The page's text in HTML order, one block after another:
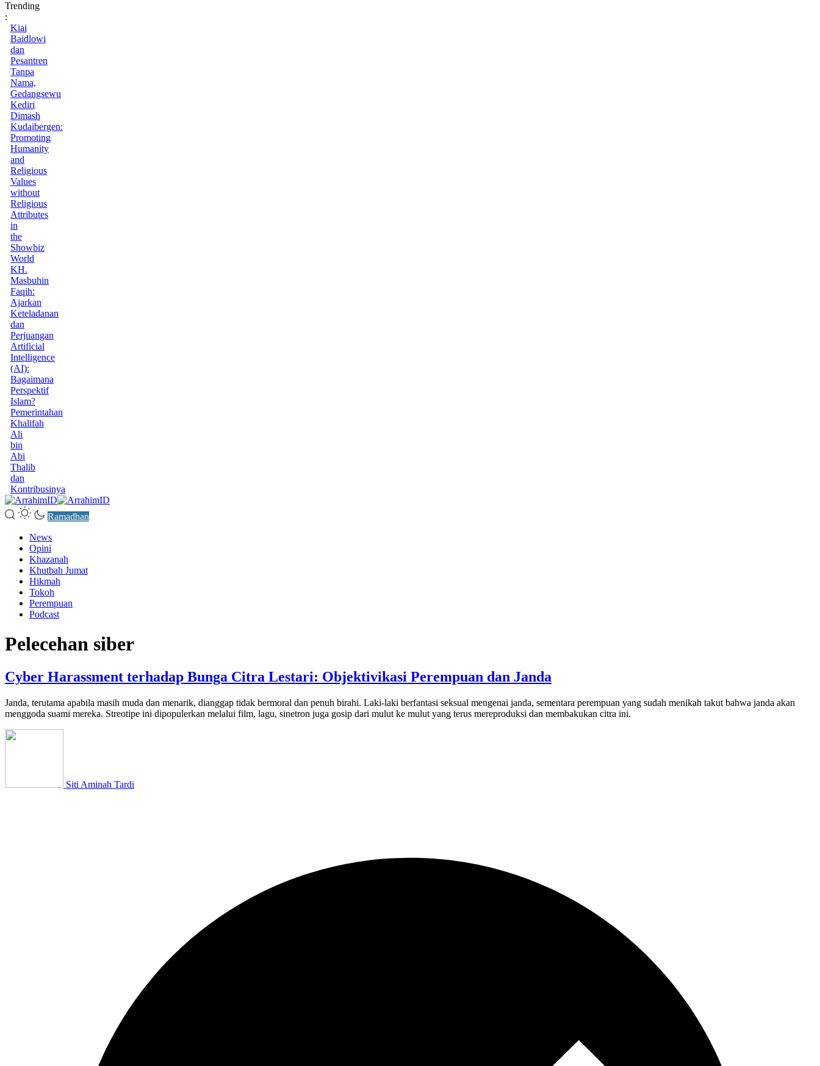
Trending
:
Kiai
Baidlowi
dan
Pesantren
Tanpa
Nama,
Gedangsewu
Kediri
Dimash
Kudaibergen:
Promoting
Humanity
and
Religious
Values
without
Religious
Attributes
in
the
Showbiz
World
KH.
Masbuhin
Faqih:
Ajarkan
Keteladanan
dan
Perjuangan
Artificial
Intelligence
(AI):
Bagaimana
Perspektif
Islam?
Pemerintahan
Khalifah
Ali
bin
Abi
Thalib
dan
Kontribusinya
Ramadhan
News
Opini
Khazanah
Khutbah Jumat
Hikmah
Tokoh
Perempuan
Podcast
Pelecehan siber
Cyber Harassment terhadap Bunga Citra Lestari: Objektivikasi Perempuan dan Janda
Janda, terutama apabila masih muda dan menarik, dianggap tidak bermoral dan penuh birahi. Laki-laki berfantasi seksual mengenai janda, sementara perempuan yang sudah menikah takut bahwa janda akan
menggoda suami mereka. Streotipe ini dipopulerkan melalui film, lagu, sinetron juga gosip dari mulut ke mulut yang terus mereproduksi dan membakukan citra ini.
Siti Aminah Tardi